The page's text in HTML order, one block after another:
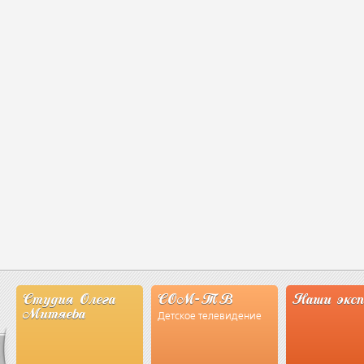
Студия Олега
Митяева
СОМ-ТВ
Детское телевидение
Наши